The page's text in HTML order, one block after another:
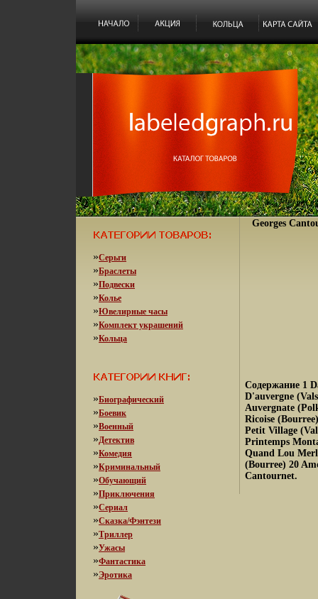
»Серьги
»Браслеты
»Подвески
»Колье
»Ювелирные часы
»Комплект украшений
»Кольца
»Биографический
»Боевик
»Военный
»Детектив
»Комедия
»Криминальный
»Обучающий
»Приключения
»Сериал
»Сказка/Фэнтези
»Триллер
»Ужасы
»Фантастика
»Эротика
Georges
Содержание 1
D'auvergne
Auvergnate
Ricoise
Petit Village
Printemps
Quand Lou
(Bourree) 20
Cantournet.